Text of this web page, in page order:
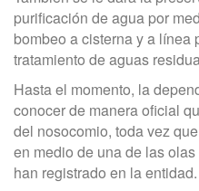
purificación de agua por
bombeo a cisterna y a línea
tratamiento de aguas
Hasta el momento, la
conocer de manera oficial
del nosocomio, toda vez
en medio de una de las
han registrado en la entidad.